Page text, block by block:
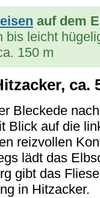
auf dem
bis leicht
150 m
ca.
Bleckede
Blick auf die
reizvollen
lädt das
gibt das
in Hitzacker.